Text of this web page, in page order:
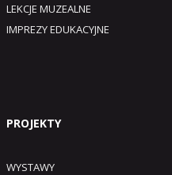
LEKCJE MUZEALNE
IMPREZY EDUKACYJNE
PROJEKTY
WYSTAWY